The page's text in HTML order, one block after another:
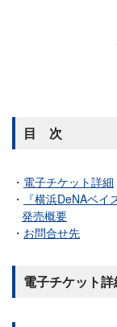
目 次
電子チケット詳細
『横浜DeNAベ
発売概要
お問合せ先
電子チケット